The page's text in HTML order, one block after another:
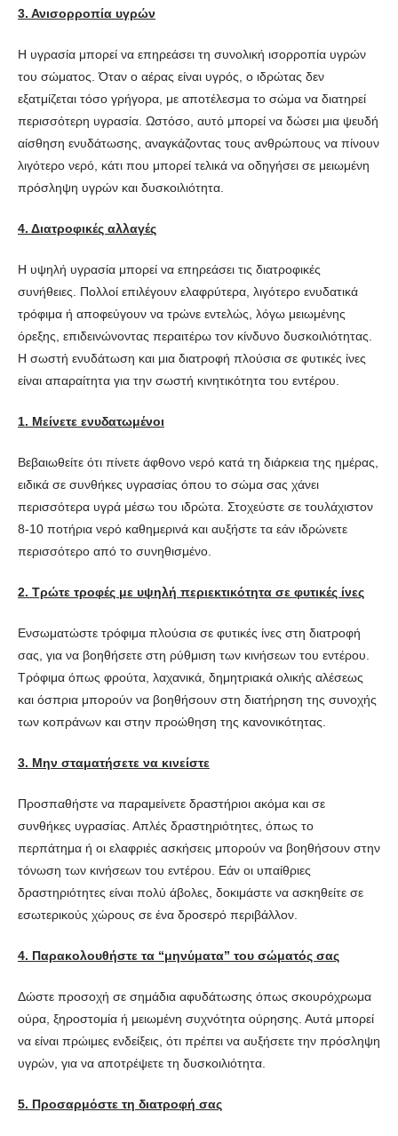
3. Ανισορροπία υγρών
Η υγρασία μπορεί να επηρεάσει τη συνολική ισορροπία υγρών
του σώματος. Όταν ο αέρας είναι υγρός, ο ιδρώτας δεν
εξατμίζεται τόσο γρήγορα, με αποτέλεσμα το σώμα να διατηρεί
περισσότερη υγρασία. Ωστόσο, αυτό μπορεί να δώσει μια ψευδή
αίσθηση ενυδάτωσης, αναγκάζοντας τους ανθρώπους να πίνουν
λιγότερο νερό, κάτι που μπορεί τελικά να οδηγήσει σε μειωμένη
πρόσληψη υγρών και δυσκοιλιότητα.
4. Διατροφικές αλλαγές
Η υψηλή υγρασία μπορεί να επηρεάσει τις διατροφικές
συνήθειες. Πολλοί επιλέγουν ελαφρύτερα, λιγότερο ενυδατικά
τρόφιμα ή αποφεύγουν να τρώνε εντελώς, λόγω μειωμένης
όρεξης, επιδεινώνοντας περαιτέρω τον κίνδυνο δυσκοιλιότητας.
Η σωστή ενυδάτωση και μια διατροφή πλούσια σε φυτικές ίνες
είναι απαραίτητα για την σωστή κινητικότητα του εντέρου.
1. Μείνετε ενυδατωμένοι
Βεβαιωθείτε ότι πίνετε άφθονο νερό κατά τη διάρκεια της ημέρας,
ειδικά σε συνθήκες υγρασίας όπου το σώμα σας χάνει
περισσότερα υγρά μέσω του ιδρώτα. Στοχεύστε σε τουλάχιστον
8-10 ποτήρια νερό καθημερινά και αυξήστε τα εάν ιδρώνετε
περισσότερο από το συνηθισμένο.
2. Τρώτε τροφές με υψηλή περιεκτικότητα σε φυτικές ίνες
Ενσωματώστε τρόφιμα πλούσια σε φυτικές ίνες στη διατροφή
σας, για να βοηθήσετε στη ρύθμιση των κινήσεων του εντέρου.
Τρόφιμα όπως φρούτα, λαχανικά, δημητριακά ολικής αλέσεως
και όσπρια μπορούν να βοηθήσουν στη διατήρηση της συνοχής
των κοπράνων και στην προώθηση της κανονικότητας.
3. Μην σταματήσετε να κινείστε
Προσπαθήστε να παραμείνετε δραστήριοι ακόμα και σε
συνθήκες υγρασίας. Απλές δραστηριότητες, όπως το
περπάτημα ή οι ελαφριές ασκήσεις μπορούν να βοηθήσουν στην
τόνωση των κινήσεων του εντέρου. Εάν οι υπαίθριες
δραστηριότητες είναι πολύ άβολες, δοκιμάστε να ασκηθείτε σε
εσωτερικούς χώρους σε ένα δροσερό περιβάλλον.
4. Παρακολουθήστε τα “μηνύματα” του σώματός σας
Δώστε προσοχή σε σημάδια αφυδάτωσης όπως σκουρόχρωμα
ούρα, ξηροστομία ή μειωμένη συχνότητα ούρησης. Αυτά μπορεί
να είναι πρώιμες ενδείξεις, ότι πρέπει να αυξήσετε την πρόσληψη
υγρών, για να αποτρέψετε τη δυσκοιλιότητα.
5. Προσαρμόστε τη διατροφή σας